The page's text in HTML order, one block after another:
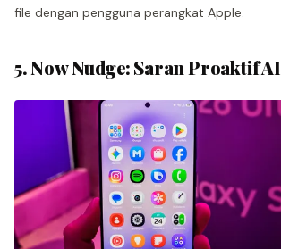
file dengan pengguna perangkat Apple.
5. Now Nudge: Saran Proaktif AI